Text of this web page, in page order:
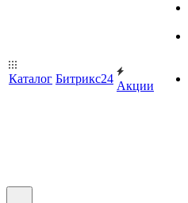
Каталог Битрикс24
Акции